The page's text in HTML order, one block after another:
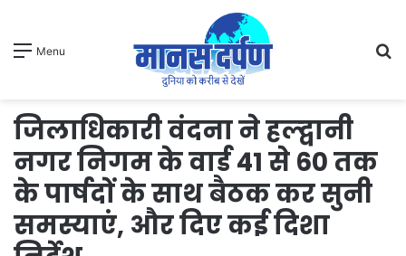
Menu
जिलाधिकारी वंदना ने हल्द्वानी
नगर निगम के वार्ड 41 से 60 तक
के पार्षदों के साथ बैठक कर सुनी
समस्याएं, और दिए कई दिशा